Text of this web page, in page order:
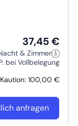
37,45 €
& Zimmer
bei Vollbelegung
Kaution: 100,00 €
anfragen